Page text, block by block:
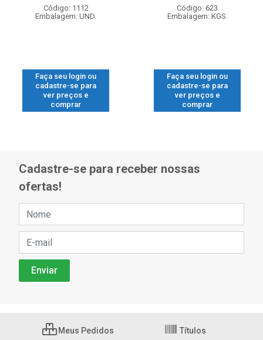
Código: 1112
Embalagem: UND.
Faça seu login ou
cadastre-se para
ver preços e
comprar
Código: 623
Embalagem: KGS.
Faça seu login ou
cadastre-se para
ver preços e
comprar
Cadastre-se para receber nossas
ofertas!
Meus Pedidos Títulos